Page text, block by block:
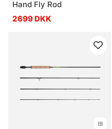
Hand Fly Rod
2699 DKK